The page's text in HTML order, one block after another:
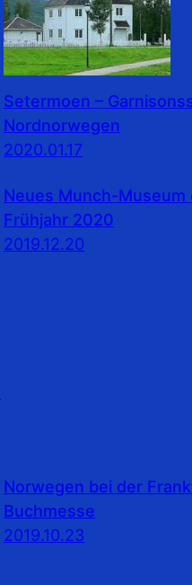
Setermoen –
Nordnorwegen
2020.01.17
Neues Munch-
Frühjahr 2020
2019.12.20
Norwegen bei der
Buchmesse
2019.10.23